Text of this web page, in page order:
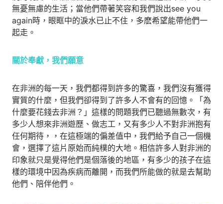
無憂無慮的生活；當他們帶著笑容和我們說出see you
again時，眼眶中的淚水已止不住，多麽希望能帶他們一
起走。
關於奉獻，我們願意
在非洲的每一天，我們都得到許多的驚喜，我們沒有獲得
實質的什麼，但我們卻得到了許多人不會有的回憶。「為
什麼要花錢去非洲？」這樣的問題我們已聽過無數次，有
多少人想來非洲遊歷、做志工，又有多少人不對非洲抱有
任何期待，，在這極端的偏差值中，我們給予自己一個機
會，選擇了這片原始而純樸的大地。相信許多人對非洲的
印象就只是覺得他們是個落後的地區，有多少的孩子在這
樣的環境中因為疾病而離開，而我們所能做的就是去幫助
他們、陪伴他們。